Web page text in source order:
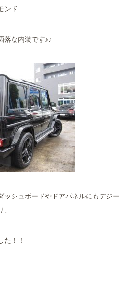
ンド
落な内装です♪♪
ッシュボードやドアパネルにもデジー
た！！